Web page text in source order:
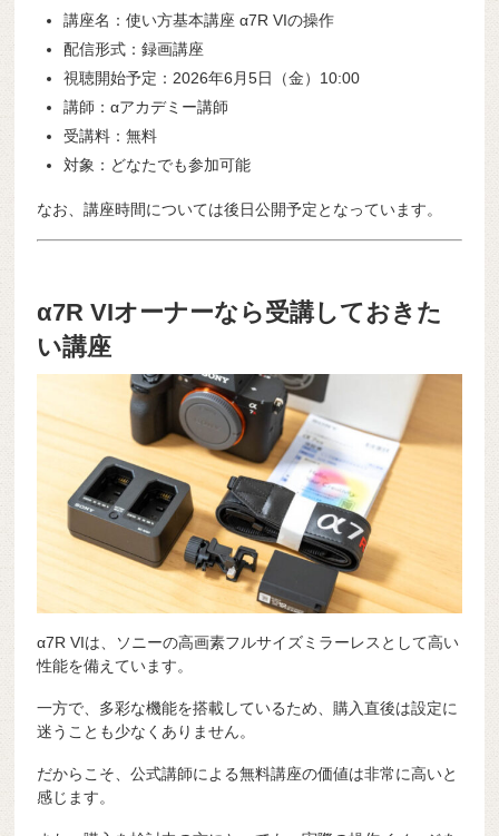
講座名：使い方基本講座 α7R VIの操作
配信形式：録画講座
視聴開始予定：2026年6月5日（金）10:00
講師：αアカデミー講師
受講料：無料
対象：どなたでも参加可能
なお、講座時間については後日公開予定となっています。
α7R VIオーナーなら受講しておきた
い講座
α7R VIは、ソニーの高画素フルサイズミラーレスとして高い
性能を備えています。
一方で、多彩な機能を搭載しているため、購入直後は設定に
迷うことも少なくありません。
だからこそ、公式講師による無料講座の価値は非常に高いと
感じます。